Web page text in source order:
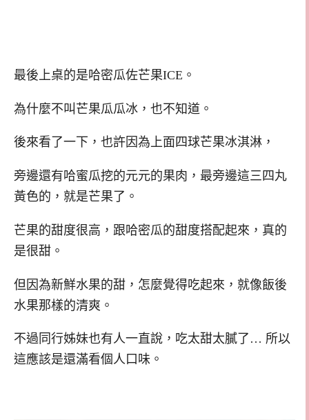
最後上桌的是哈密瓜佐芒果ICE。
為什麼不叫芒果瓜瓜冰，也不知道。
後來看了一下，也許因為上面四球芒果冰淇淋，
旁邊還有哈蜜瓜挖的元元的果肉，最旁邊這三四丸
黃色的，就是芒果了。
芒果的甜度很高，跟哈密瓜的甜度搭配起來，真的
是很甜。
但因為新鮮水果的甜，怎麼覺得吃起來，就像飯後
水果那樣的清爽。
不過同行姊妹也有人一直說，吃太甜太膩了… 所以
這應該是還滿看個人口味。